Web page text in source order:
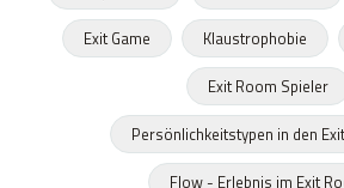
Exit Game
Klaustrophobie
Exit Room Spieler
Persönlichkeitstypen in den
Flow - Erlebnis im Exit